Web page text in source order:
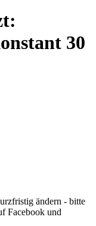
30
ändern - bitte
Facebook und